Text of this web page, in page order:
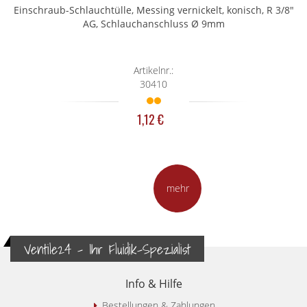
Einschraub-Schlauchtülle, Messing vernickelt, konisch, R 3/8"
AG, Schlauchanschluss Ø 9mm
Artikelnr.:
30410
1,12 €
mehr
Ventile24 - Ihr Fluidik-Spezialist
Info & Hilfe